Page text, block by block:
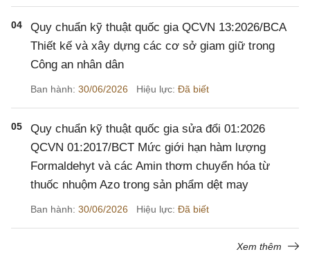
04
Quy chuẩn kỹ thuật quốc gia QCVN 13:2026/BCA
Thiết kế và xây dựng các cơ sở giam giữ trong
Công an nhân dân
Ban hành: 30/06/2026 Hiệu lực: Đã biết
05
Quy chuẩn kỹ thuật quốc gia sửa đổi 01:2026
QCVN 01:2017/BCT Mức giới hạn hàm lượng
Formaldehyt và các Amin thơm chuyển hóa từ
thuốc nhuộm Azo trong sản phẩm dệt may
Ban hành: 30/06/2026 Hiệu lực: Đã biết
Xem thêm